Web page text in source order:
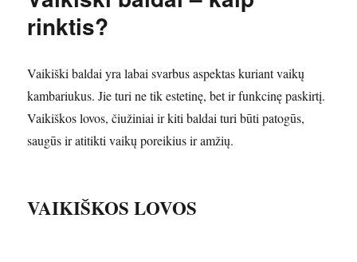
rinktis?
Vaikiški baldai yra labai svarbus aspektas kuriant vaikų
kambariukus. Jie turi ne tik estetinę, bet ir funkcinę paskirtį.
Vaikiškos lovos, čiužiniai ir kiti baldai turi būti patogūs,
saugūs ir atitikti vaikų poreikius ir amžių.
VAIKIŠKOS LOVOS